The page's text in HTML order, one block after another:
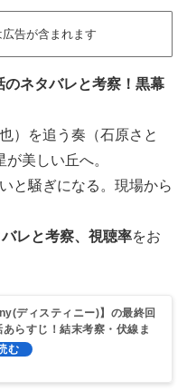
告が含まれます
のネタバレと考察！黒幕
）を追う奏（石原さと
美しい丘へ。
と騒ぎになる。現場から
レと考察、視聴率をお
ディスティニー)】の最終回
らすじ！結末考察・伏線ま